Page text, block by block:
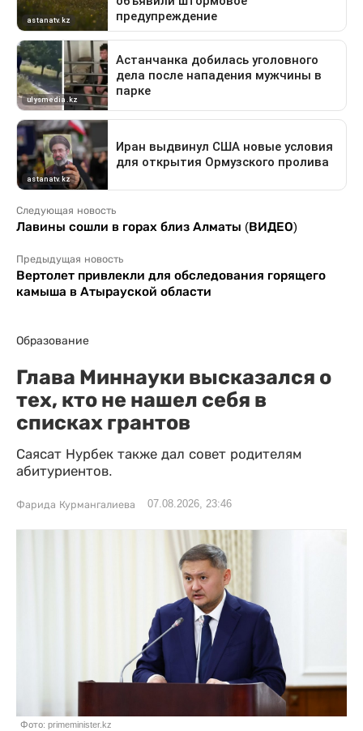
Следующая новость
Лавины сошли в горах близ Алматы (ВИДЕО)
Предыдущая новость
Вертолет привлекли для обследования горящего
камыша в Атырауской области
Образование
Глава Миннауки высказался о
тех, кто не нашел себя в
списках грантов
Саясат Нурбек также дал совет родителям
абитуриентов.
Фарида Курмангалиева 07.08.2026, 23:46
Фото: primeminister.kz